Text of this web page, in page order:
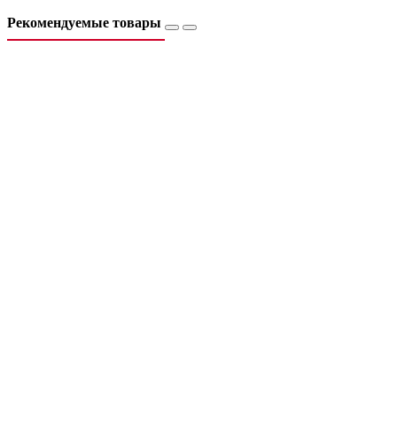
Рекомендуемые товары